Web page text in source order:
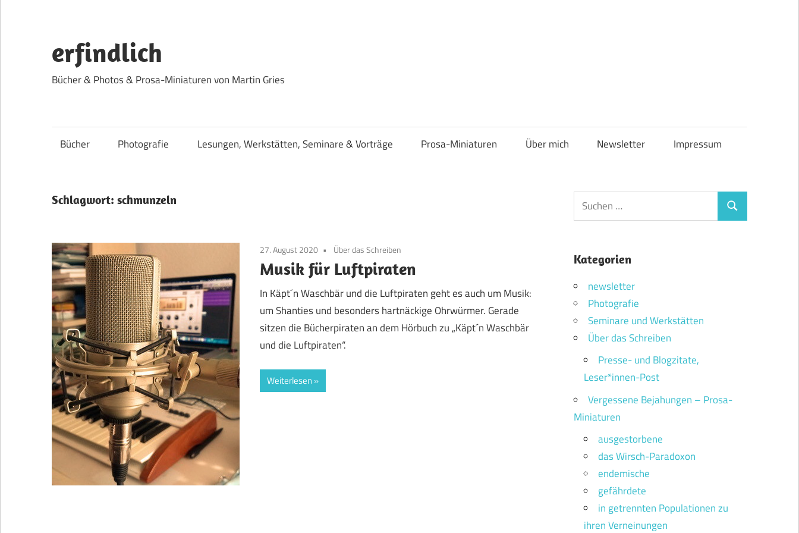
springen
erfindlich
Bücher & Photos & Prosa-Miniaturen von Martin Gries
Bücher Photografie Lesungen, Werkstätten, Seminare & Vorträge Prosa-Miniaturen Über mich Newsletter Impressum
Schlagwort: schmunzeln
27. August 2020 Über das Schreiben
Musik für Luftpiraten
In Käpt´n Waschbär und die Luftpiraten geht es auch um Musik:
um Shanties und besonders hartnäckige Ohrwürmer. Gerade
sitzen die Bücherpiraten an dem Hörbuch zu „Käpt´n Waschbär
und die Luftpiraten“.
Weiterlesen
Suchen
nach:
Suchen
Kategorien
newsletter
Photografie
Seminare und Werkstätten
Über das Schreiben
Presse- und Blogzitate,
Leser*innen-Post
Vergessene Bejahungen – Prosa-
Miniaturen
ausgestorbene
das Wirsch-Paradoxon
endemische
gefährdete
in getrennten Populationen zu
ihren Verneinungen